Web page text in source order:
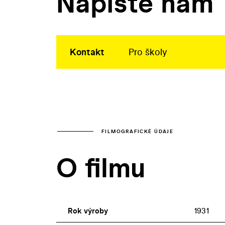
Kontakt Pro školy
FILMOGRAFICKÉ ÚDAJE
O filmu
Rok výroby 1931